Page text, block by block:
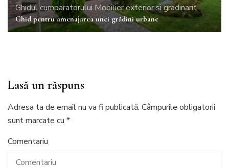
Ghidul cumparatorului Mobilier exterior si gradinarit
Ghid pentru amenajarea unei grădini urbane
Lasă un răspuns
Adresa ta de email nu va fi publicată. Câmpurile obligatorii
sunt marcate cu *
Comentariu